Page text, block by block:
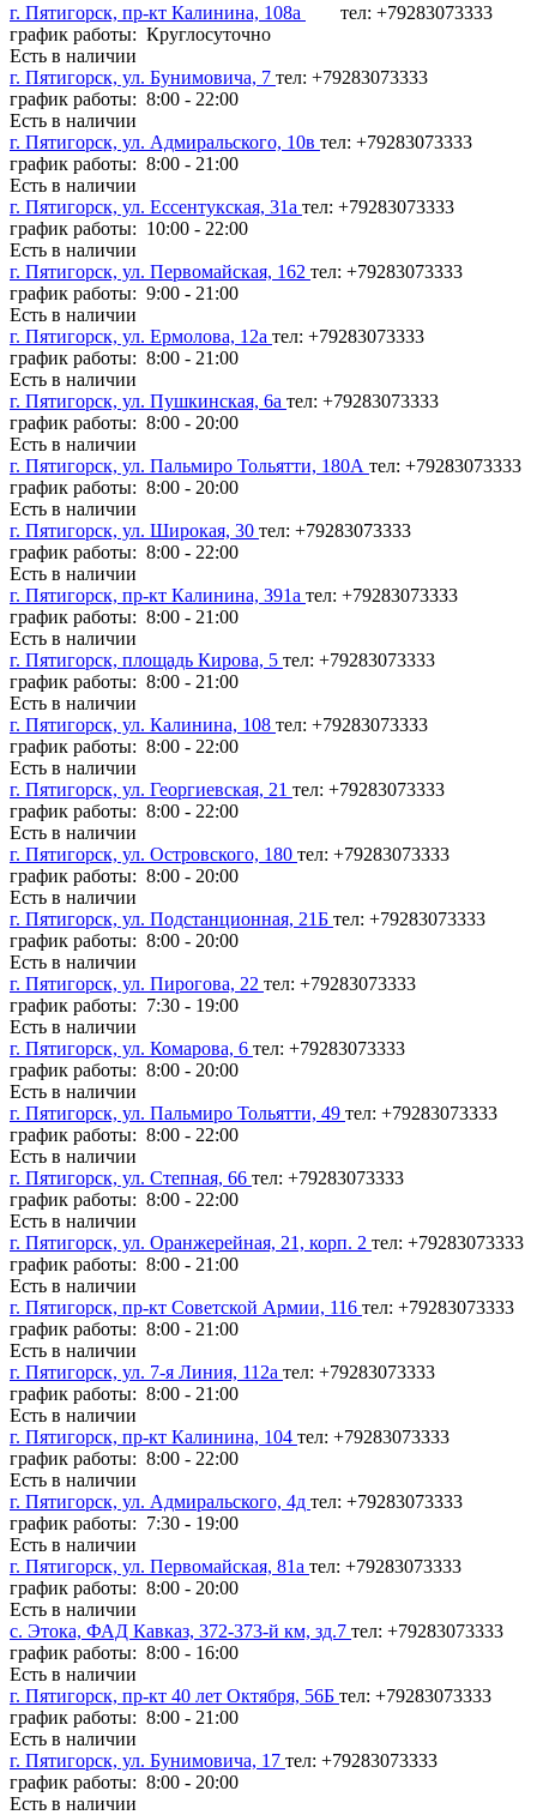
г. Пятигорск, пр-кт Калинина, 108а
тел: +79283073333
график работы: Круглосуточно
Есть в наличии
г. Пятигорск, ул. Бунимовича, 7 тел: +79283073333
график работы: 8:00 - 22:00
Есть в наличии
г. Пятигорск, ул. Адмиральского, 10в тел: +79283073333
график работы: 8:00 - 21:00
Есть в наличии
г. Пятигорск, ул. Ессентукская, 31а тел: +79283073333
график работы: 10:00 - 22:00
Есть в наличии
г. Пятигорск, ул. Первомайская, 162 тел: +79283073333
график работы: 9:00 - 21:00
Есть в наличии
г. Пятигорск, ул. Ермолова, 12а тел: +79283073333
график работы: 8:00 - 21:00
Есть в наличии
г. Пятигорск, ул. Пушкинская, 6а тел: +79283073333
график работы: 8:00 - 20:00
Есть в наличии
г. Пятигорск, ул. Пальмиро Тольятти, 180А тел: +79283073333
график работы: 8:00 - 20:00
Есть в наличии
г. Пятигорск, ул. Широкая, 30 тел: +79283073333
график работы: 8:00 - 22:00
Есть в наличии
г. Пятигорск, пр-кт Калинина, 391а тел: +79283073333
график работы: 8:00 - 21:00
Есть в наличии
г. Пятигорск, площадь Кирова, 5 тел: +79283073333
график работы: 8:00 - 21:00
Есть в наличии
г. Пятигорск, ул. Калинина, 108 тел: +79283073333
график работы: 8:00 - 22:00
Есть в наличии
г. Пятигорск, ул. Георгиевская, 21 тел: +79283073333
график работы: 8:00 - 22:00
Есть в наличии
г. Пятигорск, ул. Островского, 180 тел: +79283073333
график работы: 8:00 - 20:00
Есть в наличии
г. Пятигорск, ул. Подстанционная, 21Б тел: +79283073333
график работы: 8:00 - 20:00
Есть в наличии
г. Пятигорск, ул. Пирогова, 22 тел: +79283073333
график работы: 7:30 - 19:00
Есть в наличии
г. Пятигорск, ул. Комарова, 6 тел: +79283073333
график работы: 8:00 - 20:00
Есть в наличии
г. Пятигорск, ул. Пальмиро Тольятти, 49 тел: +79283073333
график работы: 8:00 - 22:00
Есть в наличии
г. Пятигорск, ул. Степная, 66 тел: +79283073333
график работы: 8:00 - 22:00
Есть в наличии
г. Пятигорск, ул. Оранжерейная, 21, корп. 2 тел: +79283073333
график работы: 8:00 - 21:00
Есть в наличии
г. Пятигорск, пр-кт Советской Армии, 116 тел: +79283073333
график работы: 8:00 - 21:00
Есть в наличии
г. Пятигорск, ул. 7-я Линия, 112а тел: +79283073333
график работы: 8:00 - 21:00
Есть в наличии
г. Пятигорск, пр-кт Калинина, 104 тел: +79283073333
график работы: 8:00 - 22:00
Есть в наличии
г. Пятигорск, ул. Адмиральского, 4д тел: +79283073333
график работы: 7:30 - 19:00
Есть в наличии
г. Пятигорск, ул. Первомайская, 81а тел: +79283073333
график работы: 8:00 - 20:00
Есть в наличии
с. Этока, ФАД Кавказ, 372-373-й км, зд.7 тел: +79283073333
график работы: 8:00 - 16:00
Есть в наличии
г. Пятигорск, пр-кт 40 лет Октября, 56Б тел: +79283073333
график работы: 8:00 - 21:00
Есть в наличии
г. Пятигорск, ул. Бунимовича, 17 тел: +79283073333
график работы: 8:00 - 20:00
Есть в наличии